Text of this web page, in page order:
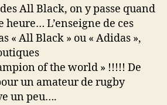
All Black, on y passe quand
heure… L’enseigne de ces
« All Black » ou « Adidas »,
of the world » !!!!! De
un amateur de rugby
un peu….